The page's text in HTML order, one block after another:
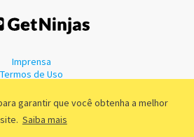
garantir que você obtenha a melhor
Saiba mais
Imprensa
Termos de Uso